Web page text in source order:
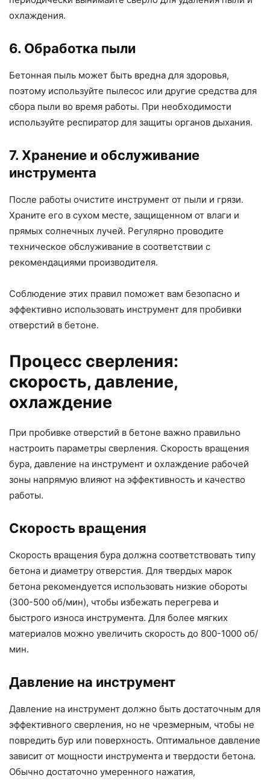
охлаждения.
6. Обработка пыли
Бетонная пыль может быть вредна для здоровья,
поэтому используйте пылесос или другие средства для
сбора пыли во время работы. При необходимости
используйте респиратор для защиты органов дыхания.
7. Хранение и обслуживание
инструмента
После работы очистите инструмент от пыли и грязи.
Храните его в сухом месте, защищенном от влаги и
прямых солнечных лучей. Регулярно проводите
техническое обслуживание в соответствии с
рекомендациями производителя.
Соблюдение этих правил поможет вам безопасно и
эффективно использовать инструмент для пробивки
отверстий в бетоне.
Процесс сверления:
скорость, давление,
охлаждение
При пробивке отверстий в бетоне важно правильно
настроить параметры сверления. Скорость вращения
бура, давление на инструмент и охлаждение рабочей
зоны напрямую влияют на эффективность и качество
работы.
Скорость вращения
Скорость вращения бура должна соответствовать типу
бетона и диаметру отверстия. Для твердых марок
бетона рекомендуется использовать низкие обороты
(300-500 об/мин), чтобы избежать перегрева и
быстрого износа инструмента. Для более мягких
материалов можно увеличить скорость до 800-1000 об/
мин.
Давление на инструмент
Давление на инструмент должно быть достаточным для
эффективного сверления, но не чрезмерным, чтобы не
повредить бур или поверхность. Оптимальное давление
зависит от мощности инструмента и твердости бетона.
Обычно достаточно умеренного нажатия,